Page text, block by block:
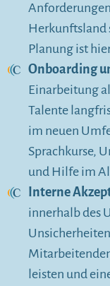
Herkunftsland
Planung ist
Onboarding
Einarbeitung
Talente
im neuen
Sprachkurse,
und Hilfe im
Interne
innerhalb des
leisten und